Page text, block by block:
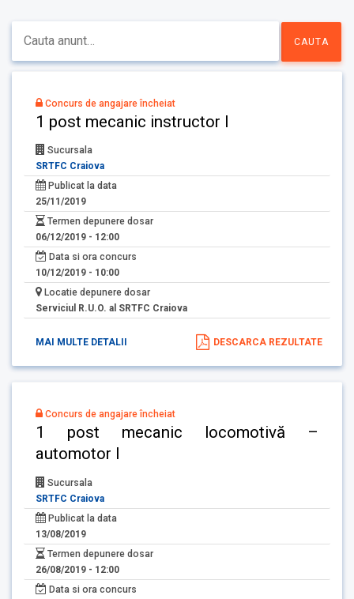
Concurs de angajare încheiat
1 post mecanic instructor I
Sucursala
SRTFC Craiova
Publicat la data
25/11/2019
Termen depunere dosar
06/12/2019 - 12:00
Data si ora concurs
10/12/2019 - 10:00
Locatie depunere dosar
Serviciul R.U.O. al SRTFC Craiova
MAI MULTE DETALII DESCARCA REZULTATE
Concurs de angajare încheiat
1 post mecanic locomotivă –
automotor I
Sucursala
SRTFC Craiova
Publicat la data
13/08/2019
Termen depunere dosar
26/08/2019 - 12:00
Data si ora concurs